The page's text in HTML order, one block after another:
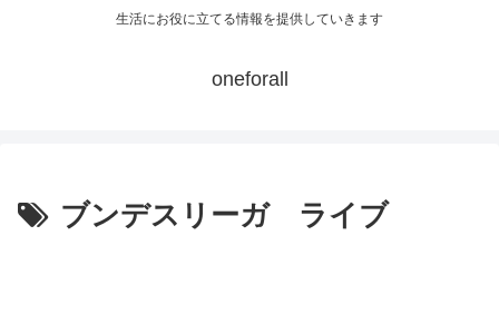
生活にお役に立てる情報を提供していきます
oneforall
ブンデスリーガ ライブ